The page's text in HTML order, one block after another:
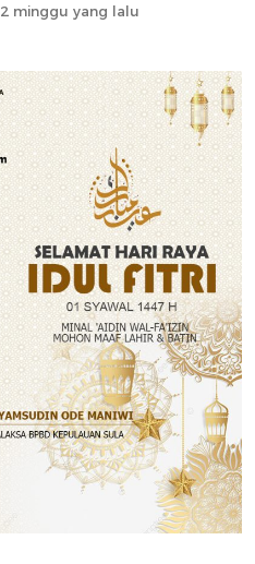
2 minggu yang lalu